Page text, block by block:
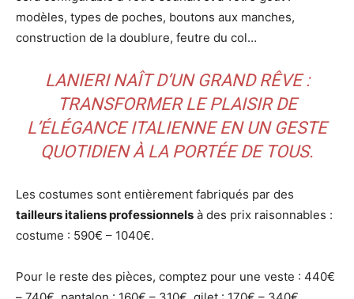
modèles, types de poches, boutons aux manches,
construction de la doublure, feutre du col…
LANIERI NAÎT D’UN GRAND RÊVE :
TRANSFORMER LE PLAISIR DE
L’ÉLÉGANCE ITALIENNE EN UN GESTE
QUOTIDIEN À LA PORTÉE DE TOUS.
Les costumes sont entièrement fabriqués par des
tailleurs italiens professionnels à des prix raisonnables :
costume : 590€ – 1040€.
Pour le reste des pièces, comptez pour une veste : 440€